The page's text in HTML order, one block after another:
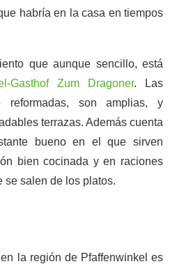
habría en la casa en tiempos
que aunque sencillo, está
Gasthof Zum Dragoner. Las
reformadas, son amplias, y
terrazas. Además cuenta
bueno en el que sirven
bien cocinada y en raciones
se salen de los platos.
la región de Pfaffenwinkel es